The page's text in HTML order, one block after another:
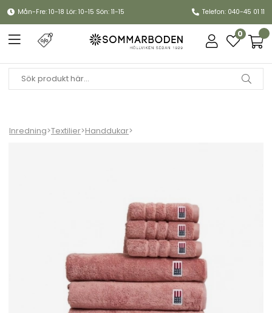
Mån-Fre: 10-18 Lör: 10-15 Sön: 11-15 Telefon: 040-45 01 11
0
Inredning>Textilier>Handdukar>